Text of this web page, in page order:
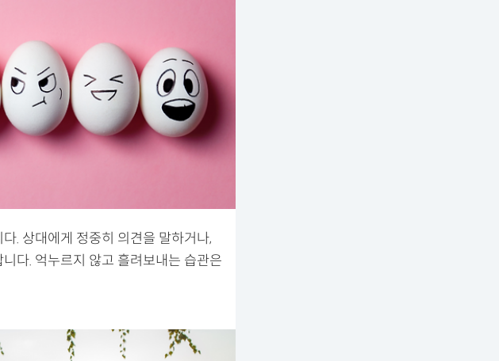
. 상대에게 정중히 의견을 말하거나,
다. 억누르지 않고 흘려보내는 습관은